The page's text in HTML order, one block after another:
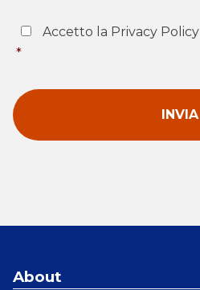
Consent
Accetto la Privacy Policy
*
About